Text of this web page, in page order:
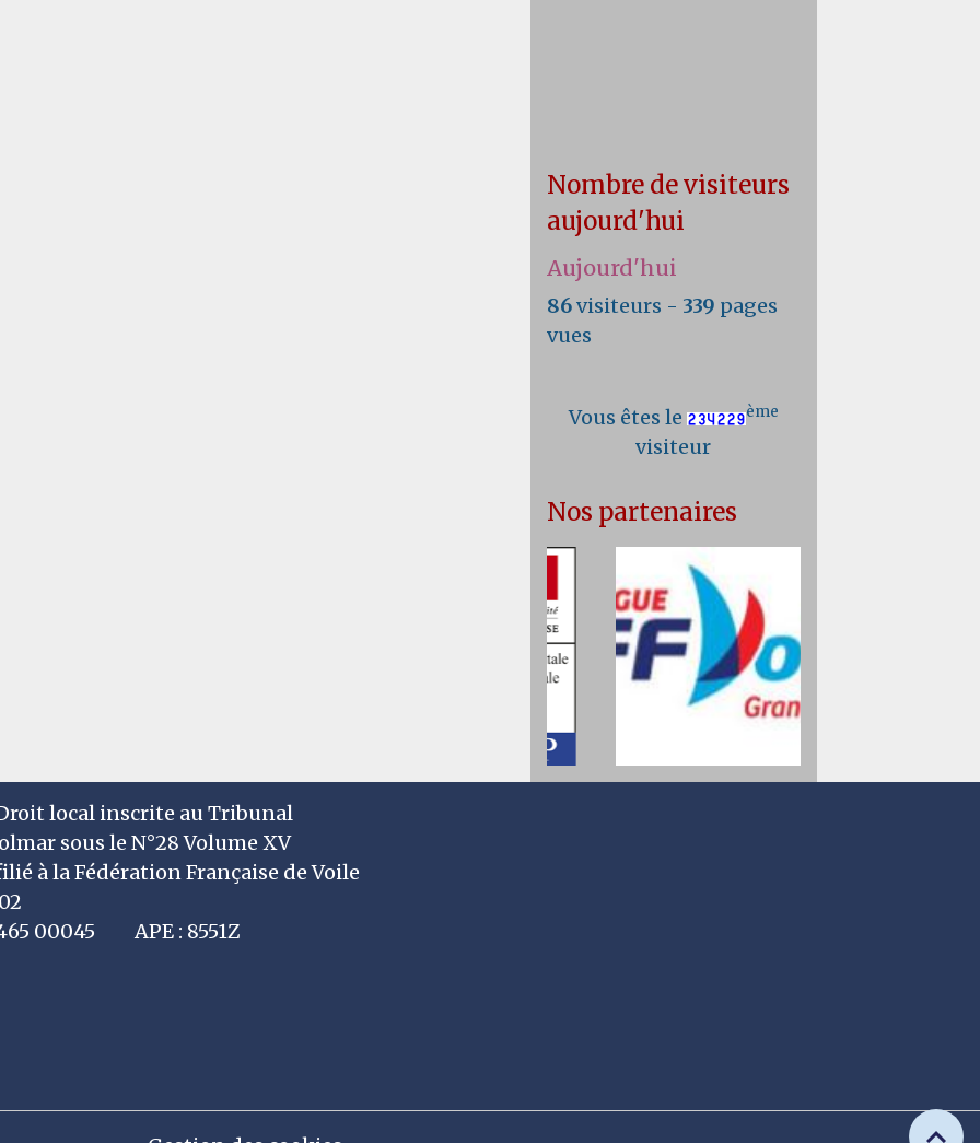
Nombre de visiteurs
aujourd'hui
Aujourd'hui
86visiteurs - 339 pages
vues
Vous êtes le ème
visiteur
Nos partenaires
local inscrite au Tribunal
sous le N°28 Volume XV
à la Fédération Française de Voile
00045 APE : 8551Z